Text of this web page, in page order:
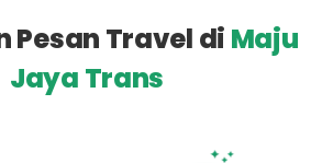
Pesan Travel di Maju
Jaya Trans